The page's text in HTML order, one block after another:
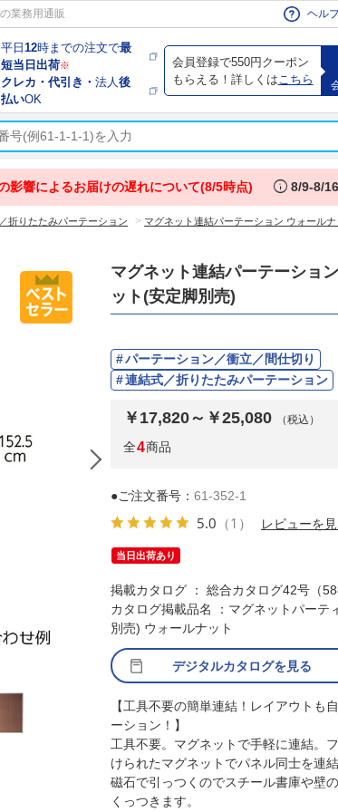
業務用通販 ヘル
平日 12時までの注文で最
短当日出荷※
クレカ・代引き・ 法人後
払いOK
会員登録で550円クーポン
もらえる！詳しくは こちら
影響によるお届けの遅れについて(8/5時点) info 8/9-8/
折りたたみパーテーション > マグネット連結パーテーション ウォール
(2)H152.5×W90cm 組み合
マグネット連結パーテーショ
ット(安定脚別売)
パーテーション／衝立／間仕切り
連結式／折りたたみパーテーション
￥17,820～￥25,080 （税込）
全4商品
●ご注文番号： 61-352-1
5.0 （1） レビューを
当日出荷あり
掲載カタログ ： 総合カタログ42号（
デジタルカタログを見る
カタログ掲載品名 ：マグネットパーテ
別売) ウォールナット
【工具不要の簡単連結！レイアウトも
ーション！】
工具不要。マグネットで手軽に連結。
けられたマグネットでパネル同士を連結
磁石で引っつくのでスチール書庫や壁
くっつきます。